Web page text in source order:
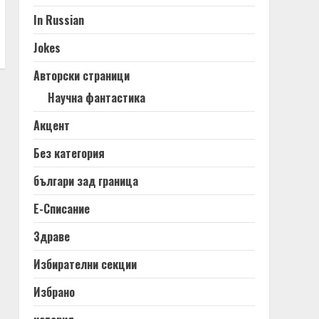
In Russian
Jokes
Авторски страници
Научна фантастика
Акцент
Без категория
българи зад граница
Е-Списание
Здраве
Избирателни секции
Избрано